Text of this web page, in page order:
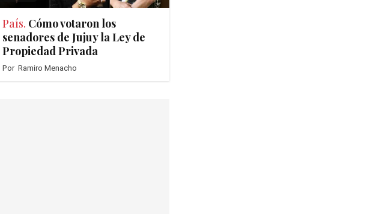
País. Cómo votaron los
senadores de Jujuy la Ley de
Propiedad Privada
Por Ramiro Menacho